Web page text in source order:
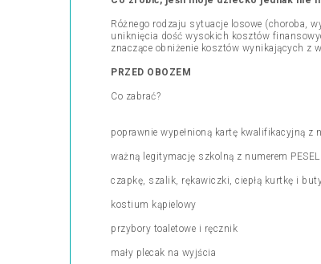
Różnego rodzaju sytuacje losowe (choroba,
uniknięcia dość wysokich kosztów
znaczące obniżenie kosztów wynikających z
PRZED OBOZEM
Co zabrać?
poprawnie wypełnioną kartę kwalifikacyjną z
ważną legitymację szkolną z numerem PESEL
czapkę, szalik, rękawiczki, ciepłą kurtkę i
kostium kąpielowy
przybory toaletowe i ręcznik
mały plecak na wyjścia